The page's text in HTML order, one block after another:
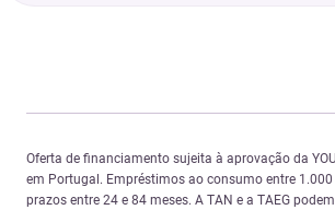
Oferta de financiamento sujeita à aprovação da
em Portugal. Empréstimos ao consumo entre 1.000
prazos entre 24 e 84 meses. A TAN e a TAEG